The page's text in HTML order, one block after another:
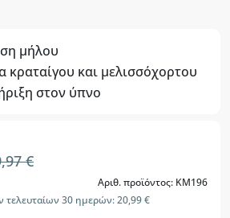
μήλου
κραταίγου και μελισσόχορτου
στον ύπνο
€
Αριθ. προϊόντος: KM196
τελευταίων 30 ημερών: 20,99 €